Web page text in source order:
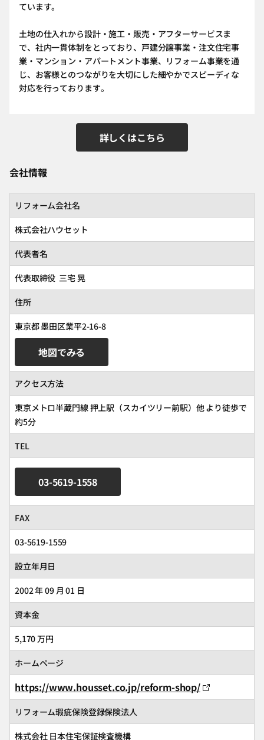
ています。
土地の仕入れから設計・施工・販売・アフターサービスま
で、社内一貫体制をとっており、戸建分譲事業・注文住宅事
業・マンション・アパートメント事業、リフォーム事業を通
じ、お客様とのつながりを大切にした細やかでスピーディな
対応を行っております。
詳しくはこちら
会社情報
リフォーム会社名
株式会社ハウセット
代表者名
代表取締役 三宅 晃
住所
東京都 墨田区業平2-16-8
地図でみる
アクセス方法
東京メトロ半蔵門線 押上駅（スカイツリー前駅）他 より徒歩で
約5分
TEL
03-5619-1558
FAX
03-5619-1559
設立年月日
2002 年 09 月 01 日
資本金
5,170 万円
ホームページ
https://www.housset.co.jp/reform-shop/
リフォーム瑕疵保険登録保険法人
株式会社 日本住宅保証検査機構